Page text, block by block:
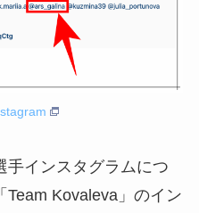
手インスタグラムにつ
Team Kovaleva」のイン